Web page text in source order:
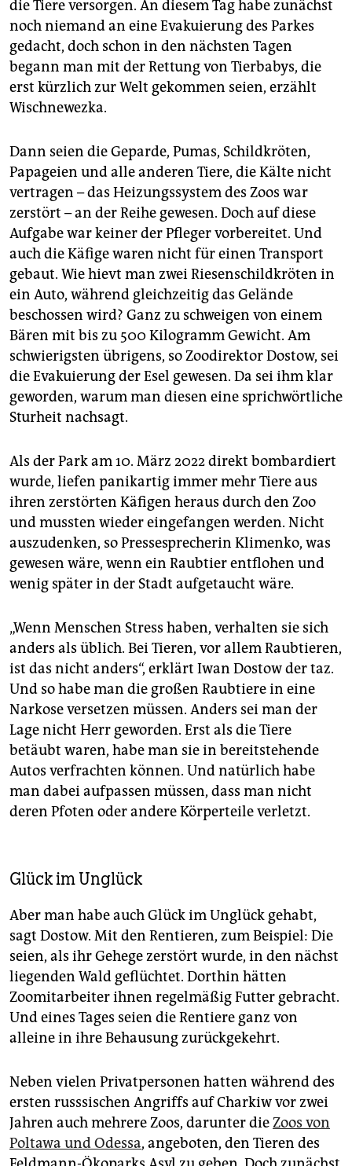
die Tiere versorgen. An diesem Tag habe zunächst
noch niemand an eine Evakuierung des Parkes
gedacht, doch schon in den nächsten Tagen
begann man mit der Rettung von Tierbabys, die
erst kürzlich zur Welt gekommen seien, erzählt
Wischnewezka.
Dann seien die Geparde, Pumas, Schildkröten,
Papageien und alle anderen Tiere, die Kälte nicht
vertragen – das Heizungssystem des Zoos war
zerstört – an der Reihe gewesen. Doch auf diese
Aufgabe war keiner der Pfleger vorbereitet. Und
auch die Käfige waren nicht für einen Transport
gebaut. Wie hievt man zwei Riesenschildkröten in
ein Auto, während gleichzeitig das Gelände
beschossen wird? Ganz zu schweigen von einem
Bären mit bis zu 500 Kilogramm Gewicht. Am
schwierigsten übrigens, so Zoodirektor Dostow, sei
die Evakuierung der Esel gewesen. Da sei ihm klar
geworden, warum man diesen eine sprichwörtliche
Sturheit nachsagt.
Als der Park am 10. März 2022 direkt bombardiert
wurde, liefen panikartig immer mehr Tiere aus
ihren zerstörten Käfigen heraus durch den Zoo
und mussten wieder eingefangen werden. Nicht
auszudenken, so Pressesprecherin Klimenko, was
gewesen wäre, wenn ein Raubtier entflohen und
wenig später in der Stadt aufgetaucht wäre.
„Wenn Menschen Stress haben, verhalten sie sich
anders als üblich. Bei Tieren, vor allem Raubtieren,
ist das nicht anders“, erklärt Iwan Dostow der taz.
Und so habe man die großen Raubtiere in eine
Narkose versetzen müssen. Anders sei man der
Lage nicht Herr geworden. Erst als die Tiere
betäubt waren, habe man sie in bereitstehende
Autos verfrachten können. Und natürlich habe
man dabei aufpassen müssen, dass man nicht
deren Pfoten oder andere Körperteile verletzt.
Glück im Unglück
Aber man habe auch Glück im Unglück gehabt,
sagt Dostow. Mit den Rentieren, zum Beispiel: Die
seien, als ihr Gehege zerstört wurde, in den nächst
liegenden Wald geflüchtet. Dorthin hätten
Zoomitarbeiter ihnen regelmäßig Futter gebracht.
Und eines Tages seien die Rentiere ganz von
alleine in ihre Behausung zurückgekehrt.
Neben vielen Privatpersonen hatten während des
ersten russsischen Angriffs auf Charkiw vor zwei
Jahren auch mehrere Zoos, darunter dieZoos von
Poltawa und Odessa, angeboten, den Tieren des